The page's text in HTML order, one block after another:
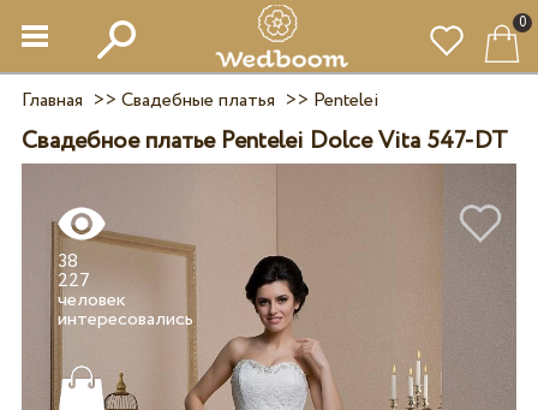
0
Главная >> Свадебные платья >> Pentelei
Свадебное платье Pentelei Dolce Vita 547-DT
38
227
человек
интересовались